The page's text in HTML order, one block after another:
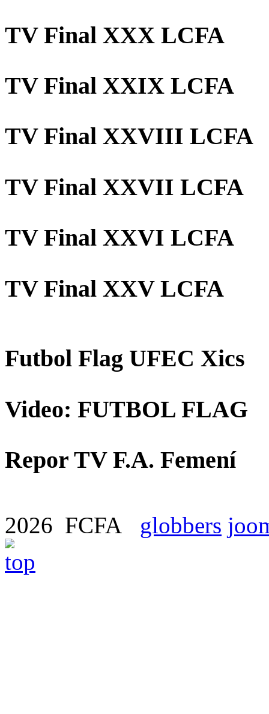
TV Final XXX LCFA
TV Final XXIX LCFA
TV Final XXVIII LCFA
TV Final XXVII LCFA
TV Final XXVI LCFA
TV Final XXV LCFA
Futbol Flag UFEC Xics
Video: FUTBOL FLAG
Repor TV F.A. Femení
2026 FCFA globbers